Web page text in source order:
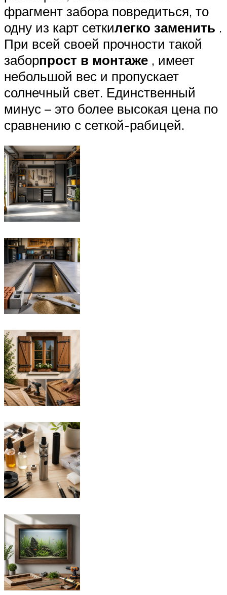
фрагмент забора повредиться, то
одну из карт сеткилегко заменить .
При всей своей прочности такой
заборпрост в монтаже , имеет
небольшой вес и пропускает
солнечный свет. Единственный
минус – это более высокая цена по
сравнению с сеткой-рабицей.